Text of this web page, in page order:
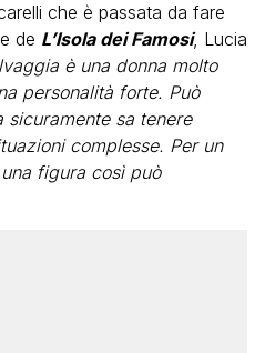
che è passata da fare
de L’Isola dei Famosi, Lucia
è una donna molto
personalità forte. Può
sa tenere
complesse. Per un
figura così può